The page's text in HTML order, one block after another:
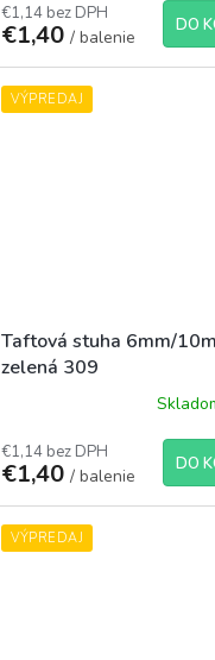
€1,14 bez DPH
€1,40 / balenie
DO
VÝPREDAJ
Taftová stuha 6mm/
zelená 309
€1,14 bez DPH
€1,40 / balenie
DO
VÝPREDAJ